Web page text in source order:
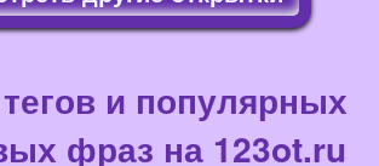
и популярных
фраз на 123ot.ru